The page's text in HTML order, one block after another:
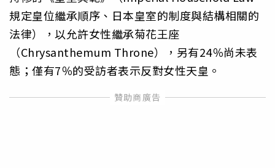
規定皇位繼承順序、日本皇室的制度與結構相關的
法律），以允許女性繼承菊花王座
（Chrysanthemum Throne），另有24％尚未表
態；僅有7％的受訪者表示反對女性天皇。